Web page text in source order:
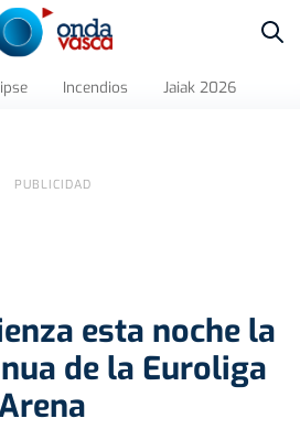
Incendios Jaiak 2026
esta noche la
de la Euroliga